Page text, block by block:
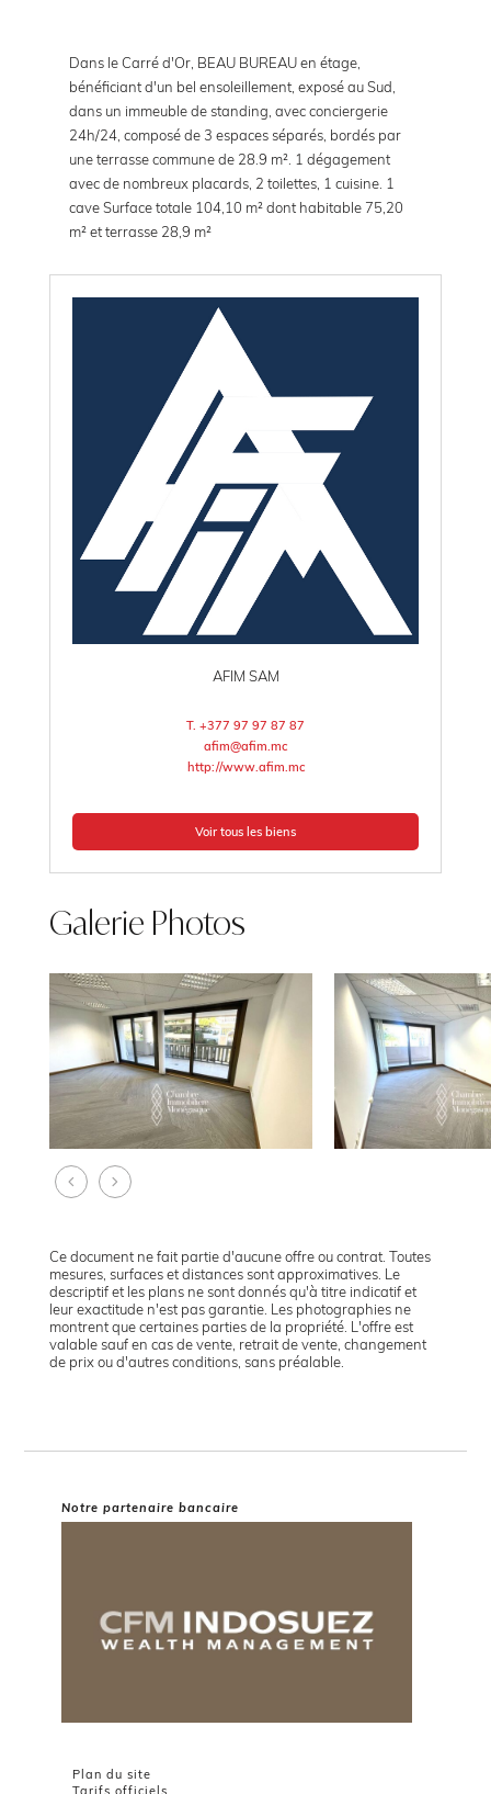
Dans le Carré d'Or, BEAU BUREAU en étage,
bénéficiant d'un bel ensoleillement, exposé au Sud,
dans un immeuble de standing, avec conciergerie
24h/24, composé de 3 espaces séparés, bordés par
une terrasse commune de 28.9 m². 1 dégagement
avec de nombreux placards, 2 toilettes, 1 cuisine. 1
cave Surface totale 104,10 m² dont habitable 75,20
m² et terrasse 28,9 m²
AFIM SAM
T. +377 97 97 87 87
afim@afim.mc
http://www.afim.mc
Voir tous les biens
Galerie Photos
Ce document ne fait partie d'aucune offre ou contrat. Toutes
mesures, surfaces et distances sont approximatives. Le
descriptif et les plans ne sont donnés qu'à titre indicatif et
leur exactitude n'est pas garantie. Les photographies ne
montrent que certaines parties de la propriété. L'offre est
valable sauf en cas de vente, retrait de vente, changement
de prix ou d'autres conditions, sans préalable.
Notre partenaire bancaire
Plan du site
Tarifs officiels